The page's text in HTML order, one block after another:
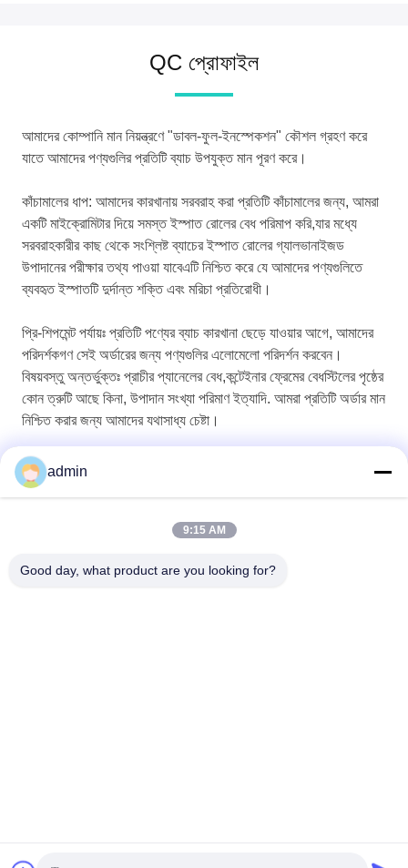
QC প্রোফাইল
আমাদের কোম্পানি মান নিয়ন্ত্রণে "ডাবল-ফুল-ইনস্পেকশন" কৌশল গ্রহণ করে
যাতে আমাদের পণ্যগুলির প্রতিটি ব্যাচ উপযুক্ত মান পূরণ করে।
কাঁচামালের ধাপ: আমাদের কারখানায় সরবরাহ করা প্রতিটি কাঁচামালের জন্য, আমরা
একটি মাইক্রোমিটার দিয়ে সমস্ত ইস্পাত রোলের বেধ পরিমাপ করি,যার মধ্যে
সরবরাহকারীর কাছ থেকে সংশ্লিষ্ট ব্যাচের ইস্পাত রোলের গ্যালভানাইজড
উপাদানের পরীক্ষার তথ্য পাওয়া যাবেএটি নিশ্চিত করে যে আমাদের পণ্যগুলিতে
ব্যবহৃত ইস্পাতটি দুর্দান্ত শক্তি এবং মরিচা প্রতিরোধী।
প্রি-শিপমেন্ট পর্যায়ঃ প্রতিটি পণ্যের ব্যাচ কারখানা ছেড়ে যাওয়ার আগে, আমাদের
পরিদর্শকগণ সেই অর্ডারের জন্য পণ্যগুলির এলোমেলো পরিদর্শন করবেন।
বিষয়বস্তু অন্তর্ভুক্তঃ প্রাচীর প্যানেলের বেধ,কন্টেইনার ফ্রেমের বেধস্টিলের পৃষ্ঠের
কোন ত্রুটি আছে কিনা, উপাদান সংখ্যা পরিমাণ ইত্যাদি. আমরা প্রতিটি অর্ডার মান
নিশ্চিত করার জন্য আমাদের যথাসাধ্য চেষ্টা।
admin
9:15 AM
Good day, what product are you looking for?